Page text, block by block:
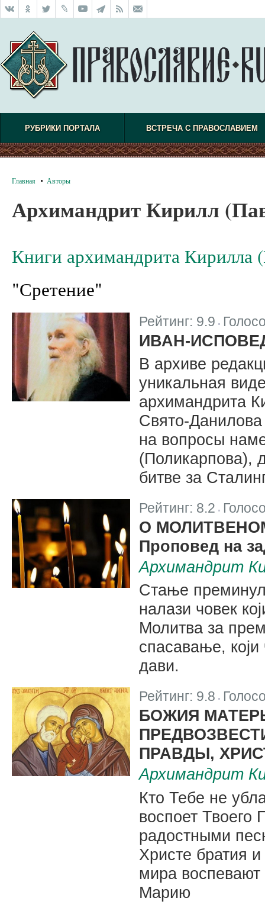
РУБРИКИ ПОРТАЛА ВСТРЕЧА С ПРАВОСЛАВИЕМ
Главная Авторы
Архимандрит Кирилл
Книги архимандрита Кирилла
"Сретение"
Рейтинг: 9.9
ИВАН-
В архиве
уникальная
архимандрита
Свято-
на вопросы
(Поликарпова),
битве за
Рейтинг: 8.2
О
Проповед на
Архимандрит
Стање
налази човек
Молитва за
спасавање,
дави.
Рейтинг: 9.8
БОЖИЯ
ПРАВДЫ,
Архимандрит
Кто Тебе не
воспоет Твоего
радостными
Христе братия
мира
Марию